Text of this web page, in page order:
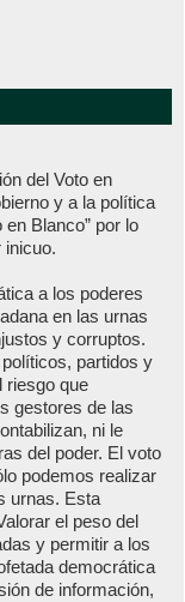
del Voto en
y a la política
Blanco” por lo
inicuo.
a los poderes
en las urnas
y corruptos.
partidos y
riesgo que
gestores de las
ni le
del poder. El voto
podemos realizar
urnas. Esta
el peso del
y permitir a los
democrática
de información,